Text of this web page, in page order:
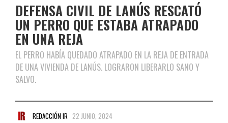
DEFENSA CIVIL DE LANÚS RESCATÓ
UN PERRO QUE ESTABA ATRAPADO
EN UNA REJA
EL PERRO HABÍA QUEDADO ATRAPADO EN LA REJA DE ENTRADA
DE UNA VIVIENDA DE LANÚS. LOGRARON LIBERARLO SANO Y
SALVO.
REDACCIÓN IR 22 JUNIO, 2024